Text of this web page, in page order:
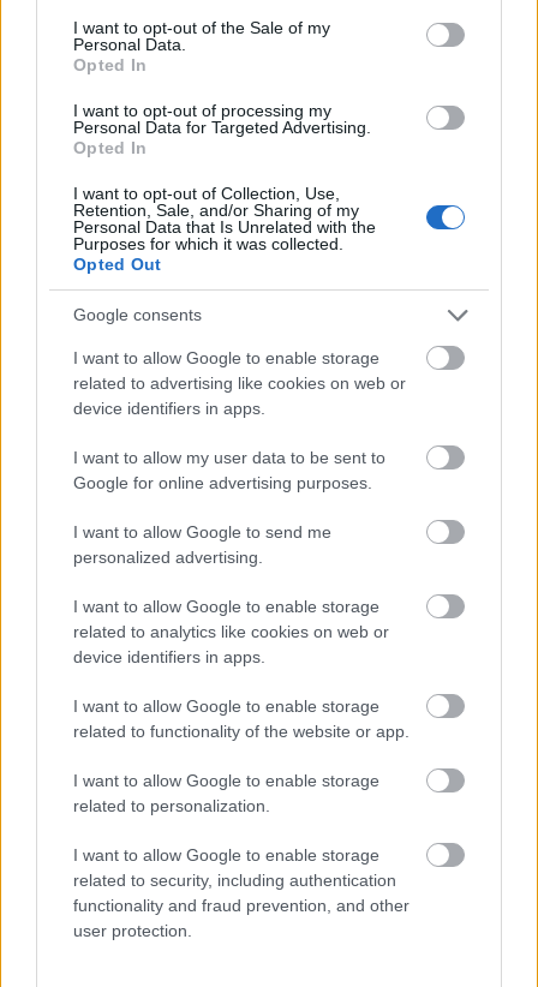
consent section.
I want to opt-out of the Sale of my
Personal Data.
Opted In
I want to opt-out of processing my
Personal Data for Targeted Advertising.
Opted In
I want to opt-out of Collection, Use,
Retention, Sale, and/or Sharing of my
Personal Data that Is Unrelated with the
Purposes for which it was collected.
Opted Out
Google consents
I want to allow Google to enable storage
related to advertising like cookies on web or
device identifiers in apps.
I want to allow my user data to be sent to
Google for online advertising purposes.
I want to allow Google to send me
personalized advertising.
I want to allow Google to enable storage
related to analytics like cookies on web or
device identifiers in apps.
I want to allow Google to enable storage
related to functionality of the website or app.
I want to allow Google to enable storage
related to personalization.
I want to allow Google to enable storage
related to security, including authentication
functionality and fraud prevention, and other
user protection.
Csapatmunka kontra
Vietnám 1:0.
Nemcsak verbális tekintetben volt szükségünk
rugalmasságra és csapatmunkára, hanem fizikai
síkon is: a város közlekedésére is muszáj volt
ráhangolódni, hogy egyáltalán átjussunk az utca
túloldalára. (A tömeges autó- és motorsor
nagyon megnehezítette a dolgunkat.) Ilyenkor
mindig az állt kettőnk közül az élre, aki épp
jobban érezte magában „az erőt”: hol én húztam
motorosok között, hol ő tette meg ugyanezt.
egymástól a stafétát, az utazás végére pedig elég
volt csak megszorítanunk a másik kezét, hogy
jelezzük a következő lépést. Hosszú idő után
először (újra) képesek voltunk annyira egymásra
hangolódni, hogy beszéd nélkül is tökéletesen
értettük a másikat.